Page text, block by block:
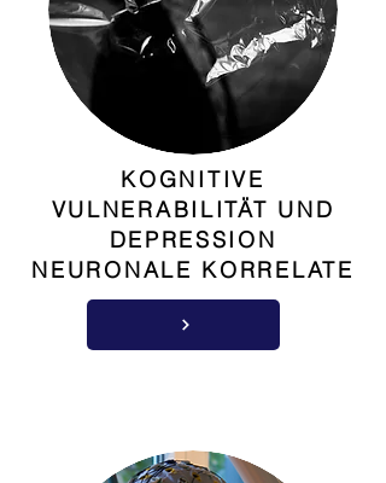
KOGNITIVE
VULNERABILITÄT UND
DEPRESSION
NEURONALE KORRELATE